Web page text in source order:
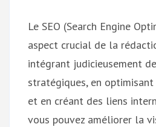
Le SEO (Search Engine
aspect crucial de la
intégrant judicieusement
stratégiques, en
et en créant des liens
vous pouvez améliorer la